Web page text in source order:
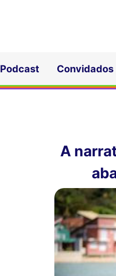
Podcast Convidados
A